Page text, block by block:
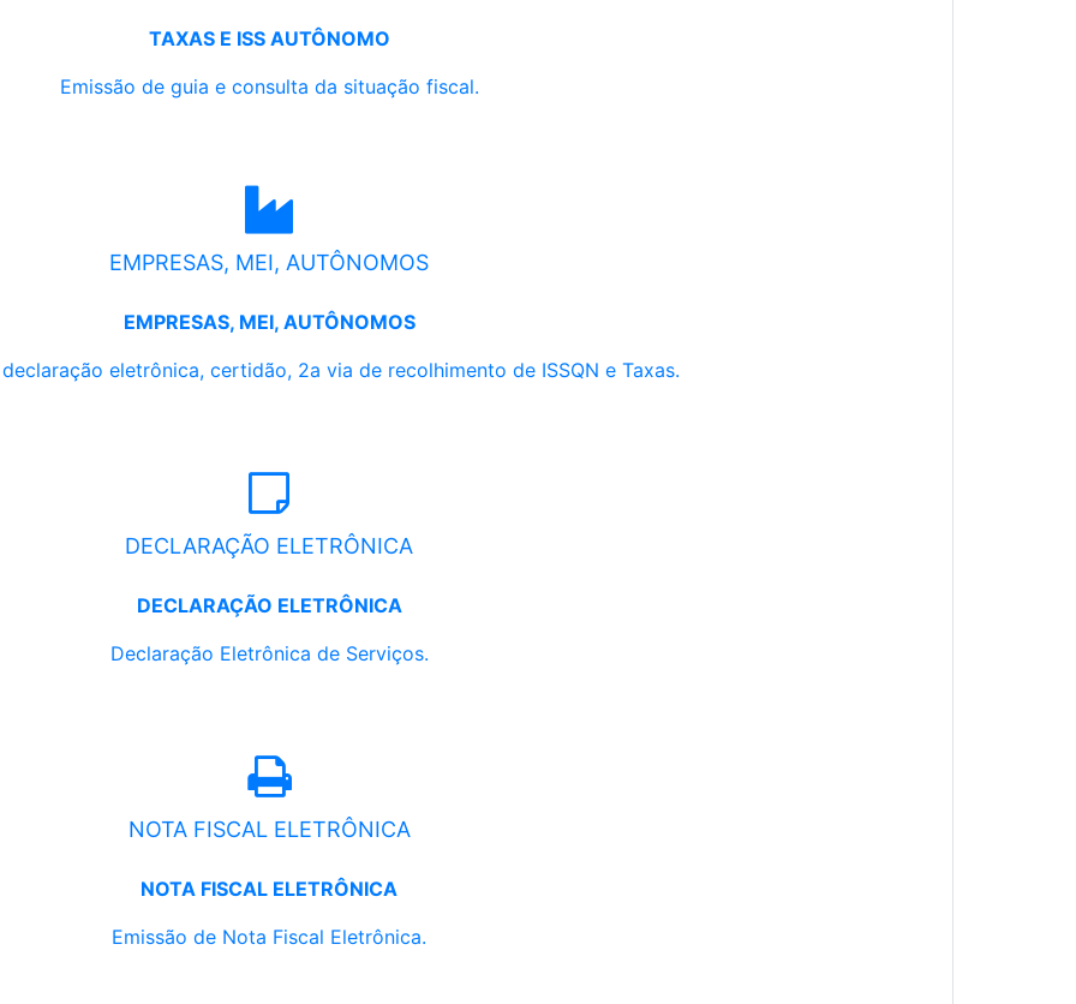
TAXAS E ISS AUTÔNOMO
Emissão de guia e consulta da situação fiscal.
EMPRESAS, MEI, AUTÔNOMOS
EMPRESAS, MEI, AUTÔNOMOS
eletrônica, certidão, 2a via de recolhimento de ISSQN e Taxas.
DECLARAÇÃO ELETRÔNICA
DECLARAÇÃO ELETRÔNICA
Declaração Eletrônica de Serviços.
NOTA FISCAL ELETRÔNICA
NOTA FISCAL ELETRÔNICA
Emissão de Nota Fiscal Eletrônica.